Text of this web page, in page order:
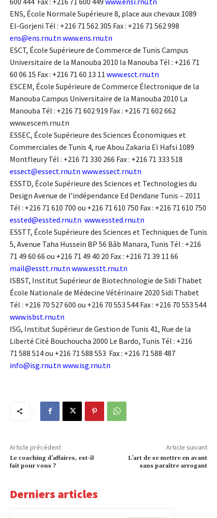
ENS, École Normale Supérieure 8, place aux chevaux 1089
El-Gorjeni Tél : +216 71 562 305 Fax : +216 71 562 998
ens@ens.rnu.tn www.ens.rnu.tn
ESCT, École Supérieure de Commerce de Tunis Campus
Universitaire de la Manouba 2010 la Manouba Tél : +216 71
60 06 15 Fax : +216 71 60 13 11 www.esct.rnu.tn
ESCEM, École Supérieure de Commerce Électronique de la
Manouba Campus Universitaire de la Manouba 2010 La
Manouba Tél : +216 71 602 919 Fax : +216 71 602 662
www.escem.rnu.tn
ESSEC, École Supérieure des Sciences Économiques et
Commerciales de Tunis 4, rue Abou Zakaria El Hafsi 1089
Montfleury Tél : +216 71 330 266 Fax : +216 71 333 518
essect@essect.rnu.tn www.essect.rnu.tn
ESSTD, École Supérieure des Sciences et Technologies du
Design Avenue de l’indépendance Ed Dendane Tunis – 2011
Tél : +216 71 610 700 ou +216 71 610 750 Fax : +216 71 610 750
essted@essted.rnu.tn www.essted.rnu.tn
ESSTT, École Supérieure des Sciences et Techniques de Tunis
5, Avenue Taha Hussein BP 56 Bâb Manara, Tunis Tél : +216
71 49 60 66 ou +216 71 49 40 20 Fax : +216 71 39 11 66
mail@esstt.rnu.tn www.esstt.rnu.tn
ISBST, Institut Supérieur de Biotechnologie de Sidi Thabet
École Nationale de Médecine Vétérinaire 2020 Sidi Thabet
Tél : +216 70 527 600 ou +216 70 553 544 Fax : +216 70 553 544
www.isbst.rnu.tn
ISG, Institut Supérieur de Gestion de Tunis 41, Rue de la
Liberté Cité Bouchoucha 2000 Le Bardo, Tunis Tél : +216
71 588 514 ou +216 71 588 553 Fax : +216 71 588 487
info@isg.rnu.tn www.isg.rnu.tn
Article précédent
Le coaching d’affaires, est-il
fait pour vous ?
Article suivant
L’art de se mettre en avant
sans paraître arrogant
Derniers articles